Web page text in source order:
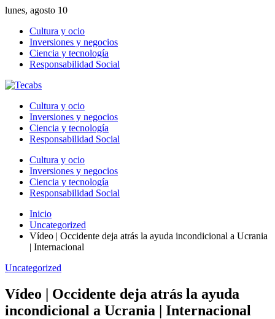
lunes, agosto 10
Cultura y ocio
Inversiones y negocios
Ciencia y tecnología
Responsabilidad Social
Cultura y ocio
Inversiones y negocios
Ciencia y tecnología
Responsabilidad Social
Cultura y ocio
Inversiones y negocios
Ciencia y tecnología
Responsabilidad Social
Inicio
Uncategorized
Vídeo | Occidente deja atrás la ayuda incondicional a Ucrania
| Internacional
Uncategorized
Vídeo | Occidente deja atrás la ayuda
incondicional a Ucrania | Internacional